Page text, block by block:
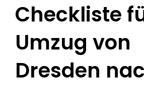
Checkliste
Umzug von
Dresden